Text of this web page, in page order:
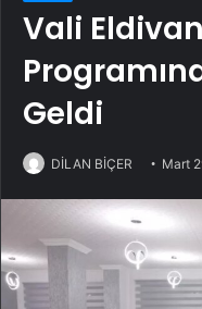
Vali
Geldi
DİLAN BİÇER Mart